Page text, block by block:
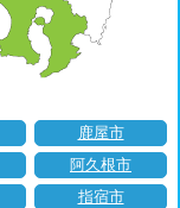
鹿屋市
阿久根市
指宿市